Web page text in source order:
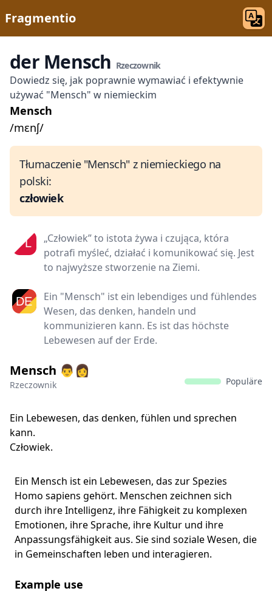
Fragmentio
der Mensch Rzeczownik
Dowiedz się, jak poprawnie wymawiać i efektywnie
używać "Mensch" w niemieckim
Mensch
/mɛnʃ/
Tłumaczenie "Mensch" z niemieckiego na
polski:
człowiek
„Człowiek” to istota żywa i czująca, która
potrafi myśleć, działać i komunikować się. Jest
to najwyższe stworzenie na Ziemi.
Ein "Mensch" ist ein lebendiges und fühlendes
Wesen, das denken, handeln und
kommunizieren kann. Es ist das höchste
Lebewesen auf der Erde.
Mensch 👨👩‍
Rzeczownik Populäre
Ein Lebewesen, das denken, fühlen und sprechen
kann.
Człowiek.
Ein Mensch ist ein Lebewesen, das zur Spezies
Homo sapiens gehört. Menschen zeichnen sich
durch ihre Intelligenz, ihre Fähigkeit zu komplexen
Emotionen, ihre Sprache, ihre Kultur und ihre
Anpassungsfähigkeit aus. Sie sind soziale Wesen, die
in Gemeinschaften leben und interagieren.
Example use